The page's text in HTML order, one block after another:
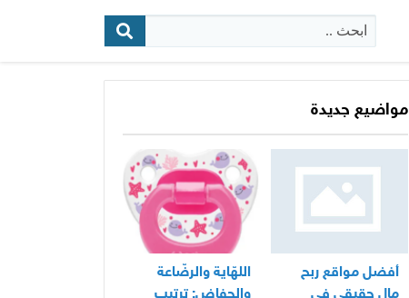
البحث:
مواضيع جديدة
أفضل مواقع ربح
اللهّاية والرضّاعة